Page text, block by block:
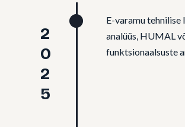
2025
E-varamu tehnilise
analüüs, HUMAL
funktsionaalsuste